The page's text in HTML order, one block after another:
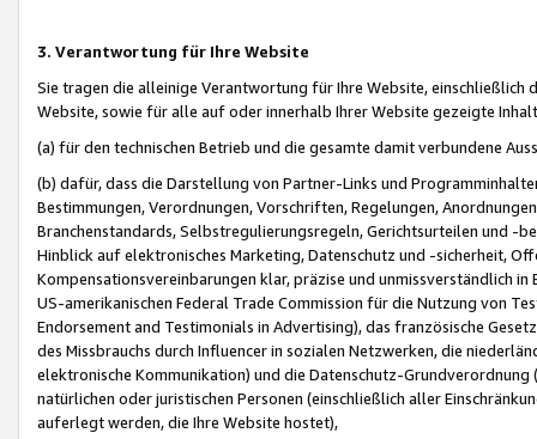
3. Verantwortung für Ihre Website
Sie tragen die alleinige Verantwortung für Ihre Website,
Website, sowie für alle auf oder innerhalb Ihrer Website gezeigte
(a) für den technischen Betrieb und die gesamte damit verbundene
(b) dafür, dass die Darstellung von Partner-Links und
Bestimmungen, Verordnungen, Vorschriften, Regelungen,
Branchenstandards, Selbstregulierungsregeln, Gerichtsurteilen und -
Hinblick auf elektronisches Marketing, Datenschutz und -sicherheit,
Kompensationsvereinbarungen klar, präzise und unmissverständlich
US-amerikanischen Federal Trade Commission für die Nutzung von
Endorsement and Testimonials in Advertising), das französische
des Missbrauchs durch Influencer in sozialen Netzwerken, die
elektronische Kommunikation) und die Datenschutz-
natürlichen oder juristischen Personen (einschließlich aller
auferlegt werden, die Ihre Website hostet),